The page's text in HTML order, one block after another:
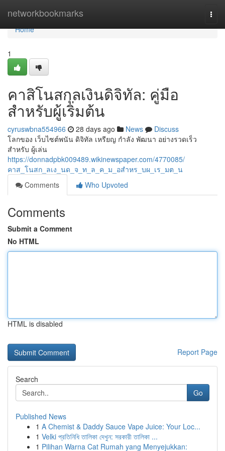
networkbookmarks
Home
Home
1
คาสิโนสกุลเงินดิจิทัล: คู่มือ
สำหรับผู้เริ่มต้น
cyruswbna554966 28 days ago News
Discuss
โลกของ เว็บไซต์พนัน ดิจิทัล เหรียญ กำลัง พัฒนา อย่างรวดเร็ว
สำหรับ ผู้เล่น
https://donnadpbk009489.wikinewspaper.com/4770085/
คาส_โนสก_ลเง_นด_จ_ท_ล_ค_ม_อสำหร_บผ_เร_มต_น
Comments
Who Upvoted
Comments
Submit a Comment
No HTML
HTML is disabled
Report Page
Search
Go
Published News
1 A Chemist & Daddy Sauce Vape Juice: Your Loc...
1 Velki প্রতিনিধি তালিকা দেখুন: সরকারী তালিকা ...
1 Pilihan Warna Cat Rumah yang Menyejukkan: